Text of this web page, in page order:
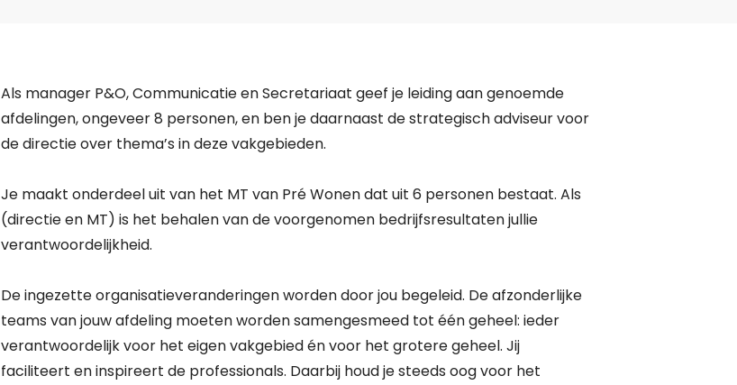
Als manager P&O, Communicatie en Secretariaat geef je leiding aan genoemde
afdelingen, ongeveer 8 personen, en ben je daarnaast de strategisch adviseur voor
de directie over thema’s in deze vakgebieden.
Je maakt onderdeel uit van het MT van Pré Wonen dat uit 6 personen bestaat. Als
(directie en MT) is het behalen van de voorgenomen bedrijfsresultaten jullie
verantwoordelijkheid.
De ingezette organisatieveranderingen worden door jou begeleid. De afzonderlijke
teams van jouw afdeling moeten worden samengesmeed tot één geheel: ieder
verantwoordelijk voor het eigen vakgebied én voor het grotere geheel. Jij
faciliteert en inspireert de professionals. Daarbij houd je steeds oog voor het